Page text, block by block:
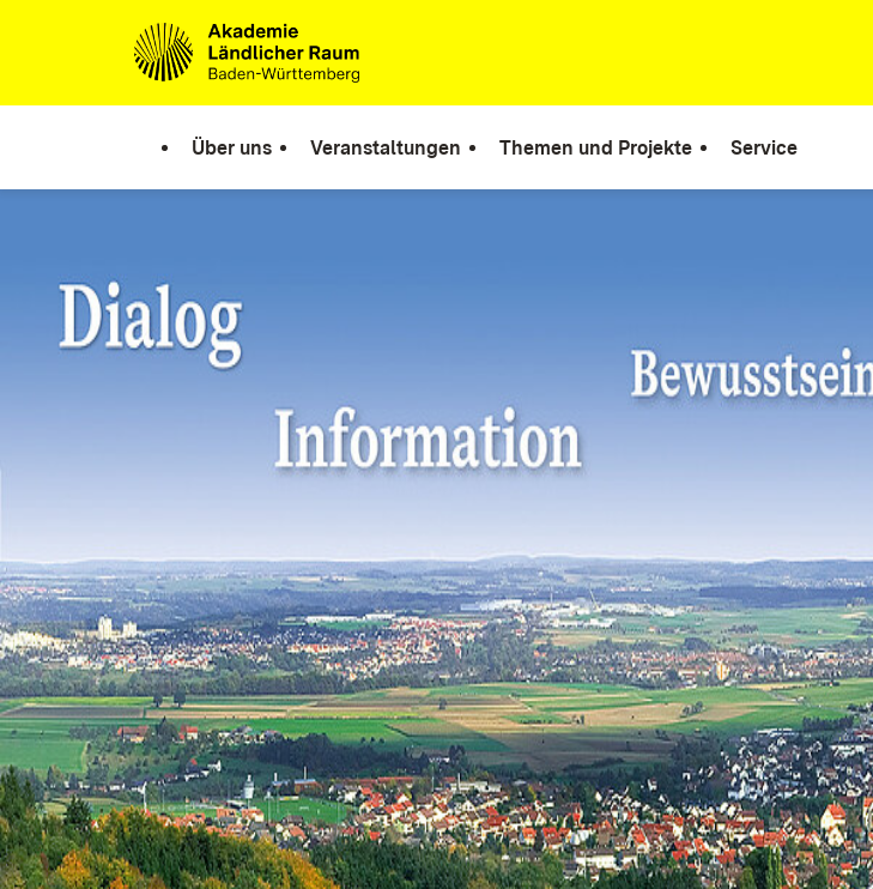
Zum Inhalt springen
Link zur Startseite
Über uns Veranstaltungen Themen und Projekte Service